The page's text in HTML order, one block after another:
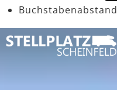
Buchstabenabstand